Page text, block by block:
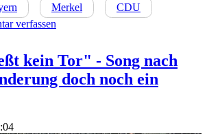
Merkel
CDU
verfassen
kein Tor" - Song nach
doch noch ein